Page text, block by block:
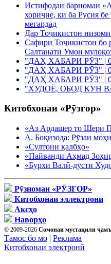
Истифодаи барномаи
хориҷие, ки ба Русия
мегардад
Дар Тоҷикистон
Сафири Тоҷикистон бо
Салтанати Умон
"ДАҲ ХАБАРИ РӮЗ" | 07
"ДАҲ ХАБАРИ РӮЗ" | 06
"ДАҲ ХАБАРИ РӮЗ" | 05
"ХУДОЁ, ОБОД КУН
Китобхонаи «Рӯзгор»
«Аз Ардашер то Шери
А. Боқизода: Рӯзаи
«Султони қалбҳо»
«Пайванди Аҳмад
«Бурхи Валӣ-дӯсти
Рӯзномаи «РӮЗГОР»
Китобхонаи эллектрони
Аксҳо
Наворҳо
© 2009-2026 Сомонаи мустақили
Тамос бо мо | Реклама
Китобхонаи электронӣ